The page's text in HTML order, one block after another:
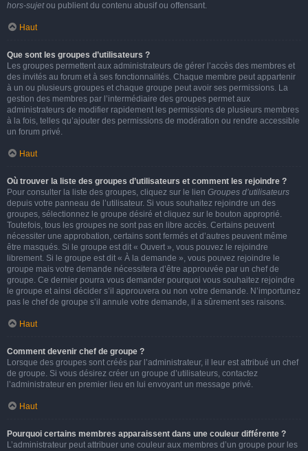
hors-sujetou publient du contenu abusif ou offensant.
Haut
Que sont les groupes d’utilisateurs ?
Les groupes permettent aux administrateurs de gérer l’accès des membres et
des invités au forum et à ses fonctionnalités. Chaque membre peut appartenir
à un ou plusieurs groupes et chaque groupe peut avoir ses permissions. La
gestion des membres par l’intermédiaire des groupes permet aux
administrateurs de modifier rapidement les permissions de plusieurs membres
à la fois, telles qu’ajouter des permissions de modération ou rendre accessible
un forum privé.
Haut
Où trouver la liste des groupes d’utilisateurs et comment les rejoindre ?
Pour consulter la liste des groupes, cliquez sur le lien Groupes d’utilisateurs
depuis votre panneau de l’utilisateur. Si vous souhaitez rejoindre un des
groupes, sélectionnez le groupe désiré et cliquez sur le bouton approprié.
Toutefois, tous les groupes ne sont pas en libre accès. Certains peuvent
nécessiter une approbation, certains sont fermés et d’autres peuvent même
être masqués. Si le groupe est dit « Ouvert », vous pouvez le rejoindre
librement. Si le groupe est dit « À la demande », vous pouvez rejoindre le
groupe mais votre demande nécessitera d’être approuvée par un chef de
groupe. Ce dernier pourra vous demander pourquoi vous souhaitez rejoindre
le groupe et ainsi décider s’il approuvera ou non votre demande. N’importunez
pas le chef de groupe s’il annule votre demande, il a sûrement ses raisons.
Haut
Comment devenir chef de groupe ?
Lorsque des groupes sont créés par l’administrateur, il leur est attribué un chef
de groupe. Si vous désirez créer un groupe d’utilisateurs, contactez
l’administrateur en premier lieu en lui envoyant un message privé.
Haut
Pourquoi certains membres apparaissent dans une couleur différente ?
L’administrateur peut attribuer une couleur aux membres d’un groupe pour les